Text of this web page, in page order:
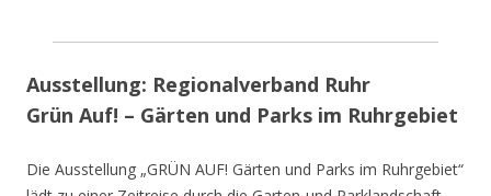
Ausstellung: Regionalverband Ruhr
Grün Auf! – Gärten und Parks im Ruhrgebiet
Die Ausstellung „GRÜN AUF! Gärten und Parks im Ruhrgebiet“